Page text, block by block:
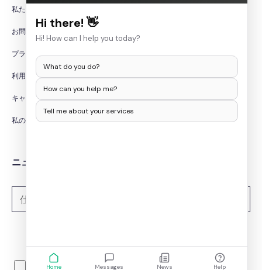
私たちについて
お問い合わせ
プライバシーポリシー
利用規約
キャンセル/返金ポリシー
私の個人情報を販売しないでください
ニュースレターを購読する
メールIDを入力することで、Whitepapers Onlineから情報メールを
Hi there! 👋
Hi! How can I help you today?
What do you do?
How can you help me?
Tell me about your services
Home Messages News Help